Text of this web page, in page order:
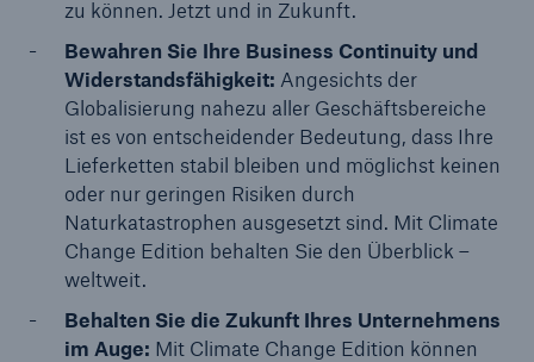
zu können. Jetzt und in Zukunft.
Bewahren Sie Ihre Business Continuity und
Widerstandsfähigkeit: Angesichts der
Globalisierung nahezu aller Geschäftsbereiche
ist es von entscheidender Bedeutung, dass Ihre
Lieferketten stabil bleiben und möglichst keinen
oder nur geringen Risiken durch
Naturkatastrophen ausgesetzt sind. Mit Climate
Change Edition behalten Sie den Überblick –
weltweit.
Behalten Sie die Zukunft Ihres Unternehmens
im Auge: Mit Climate Change Edition können